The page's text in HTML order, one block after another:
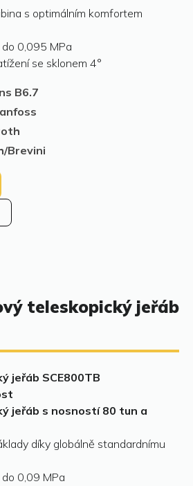
s optimálním komfortem
do 0,095 MPa
se sklonem 4°
B6.7
Brevini
teleskopický jeřáb
jeřáb SCE800TB
jeřáb s nosností 80 tun a
díky globálně standardnímu
0,09 MPa